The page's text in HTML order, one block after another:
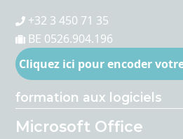
+32 3 450 71 35
BE 0526.904.196
Cliquez ici pour encoder
formation aux logiciels
Microsoft Office